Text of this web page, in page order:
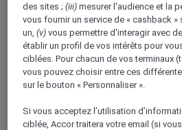
Partez à la découverte des
Hotels & Resorts, qui possède
dans ce pays à la fois
Célèbres pour leur faible relief,
moulins et leurs sabots, les
voyageurs d'affaires. Le
des sites ;(iii) mesurer l'audience et la
vous fournir un service de « cashback
un,(v) vous permettre d'interagir avec
établir un profil de vos intérêts pour
ciblées. Pour chacun de vos terminaux
vous pouvez choisir entre ces
sur le bouton « Personnaliser ».
Si vous acceptez l’utilisation
ciblée, Accor traitera votre email (si